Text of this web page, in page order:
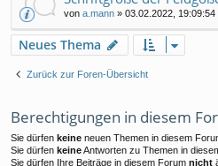
von a.mann » 03.02.2022, 19:09:54
Neues Thema
Zurück zur Foren-Übersicht
Berechtigungen in diesem
Sie dürfen keine neuen Themen in diesem
Sie dürfen keineAntworten zu Themen in
Sie dürfen Ihre Beiträge in diesem Forum nicht